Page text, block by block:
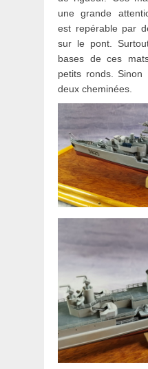
une grande
est repérable par
sur le pont.
bases de ces
petits ronds.
deux cheminées.